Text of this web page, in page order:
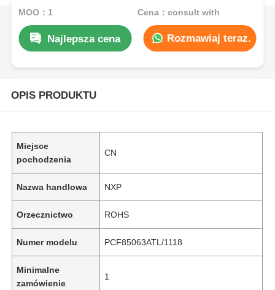
magistralą I2C
MOQ：1 Cena：consult with
Najlepsza cena Rozmawiaj teraz.
OPIS PRODUKTU
Miejsce
pochodzenia
CN
Nazwa handlowa NXP
Orzecznictwo ROHS
Numer modelu PCF85063ATL/1118
Minimalne
zamówienie
1